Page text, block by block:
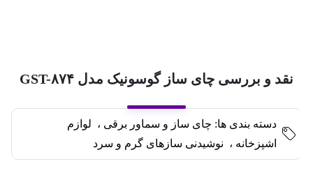
نقد و بررسی چای ساز گوسونیک مدل GST-۸۷۴
دسته بندی ها: چای ساز و سماور برقی ، لوازم
اشپزخانه ، نوشیدنی سازهای گرم و سرد